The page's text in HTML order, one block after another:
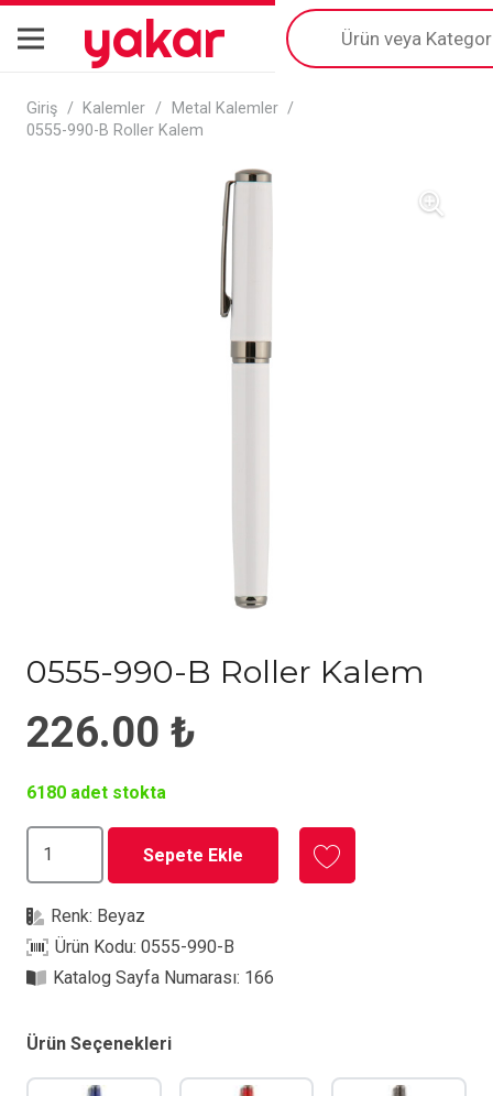
yakar
Products
search
Giriş / Kalemler / Metal Kalemler /
0555-990-B Roller Kalem
0555-990-B Roller Kalem
226.00 ₺
6180 adet stokta
Roller
Sepete Ekle
Renk: Beyaz
Ürün Kodu:0555-990-B
Katalog Sayfa Numarası: 166
Ürün Seçenekleri